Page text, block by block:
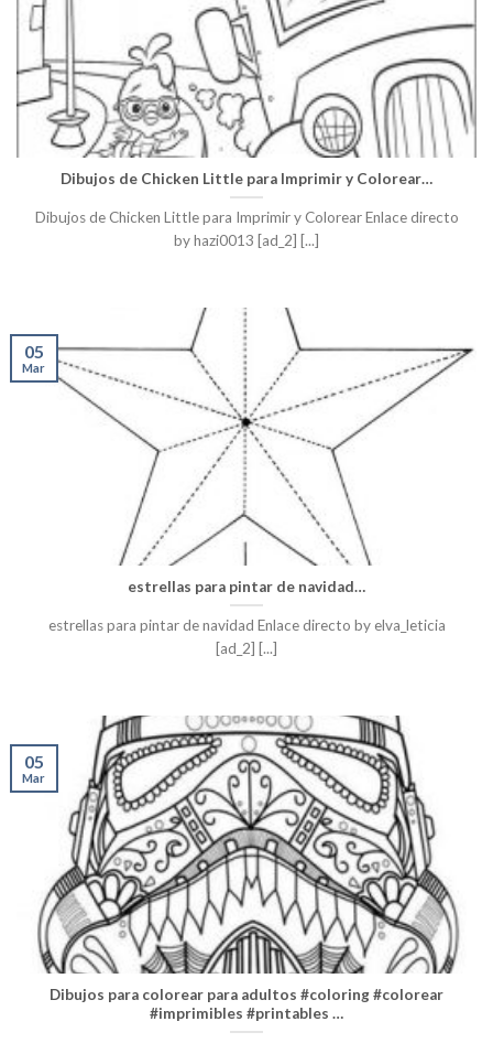
Dibujos de Chicken Little para Imprimir y Colorear…
Dibujos de Chicken Little para Imprimir y Colorear Enlace directo
by hazi0013 [ad_2] [...]
estrellas para pintar de navidad…
estrellas para pintar de navidad Enlace directo by elva_leticia
[ad_2] [...]
05
Mar
Dibujos para colorear para adultos #coloring #colorear
#imprimibles #printables …
05
Mar